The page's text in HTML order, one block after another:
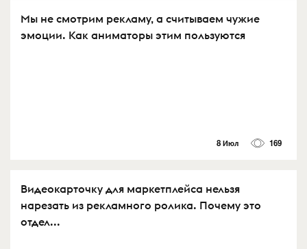
Мы не смотрим рекламу, а считываем чужие
эмоции. Как аниматоры этим пользуются
8 Июл 169
Видеокарточку для маркетплейса нельзя
нарезать из рекламного ролика. Почему это
отдел...